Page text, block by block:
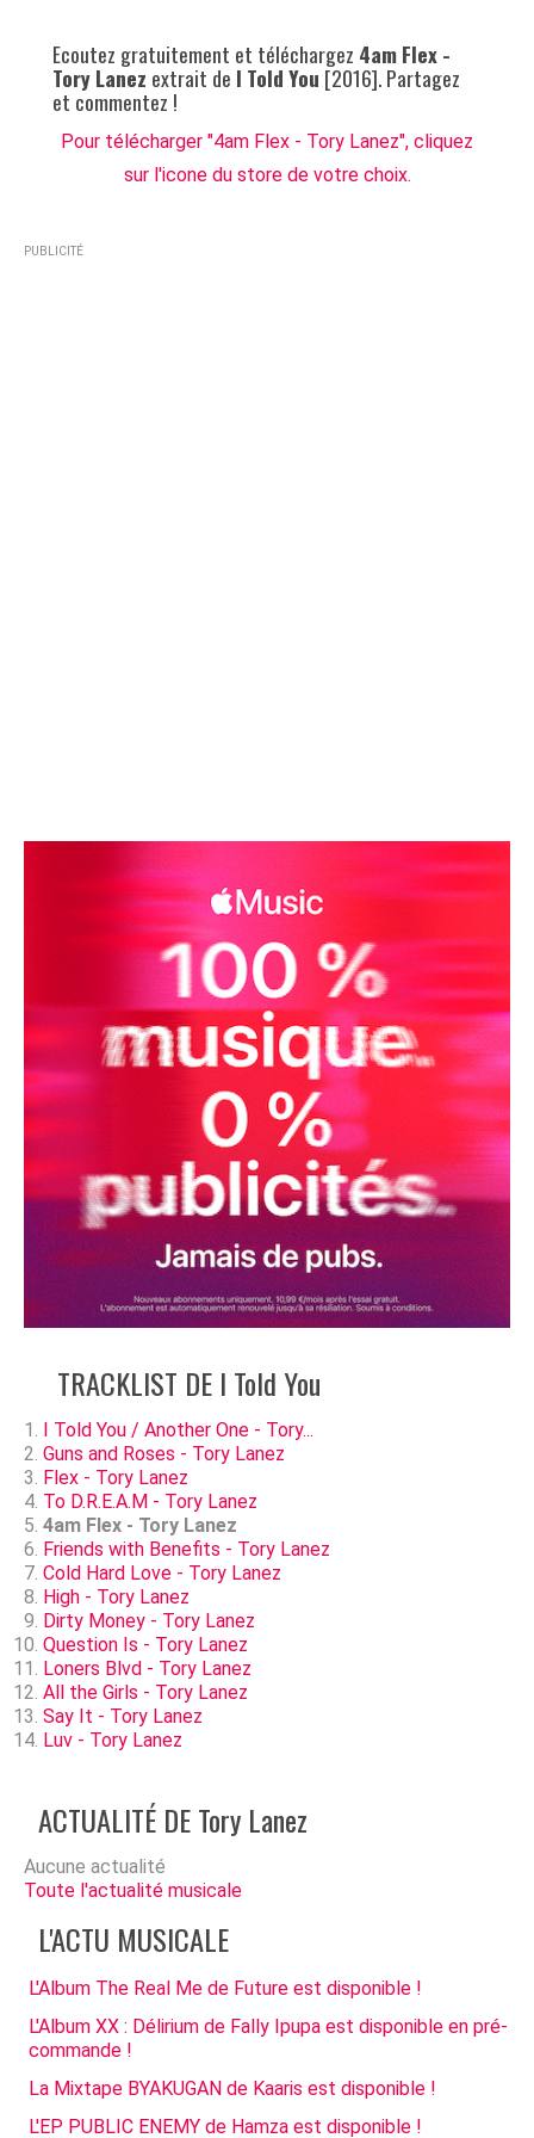
Ecoutez gratuitement et téléchargez 4am Flex -
Tory Lanez extrait de I Told You [2016]. Partagez
et commentez !
Pour télécharger "4am Flex - Tory Lanez", cliquez
sur l'icone du store de votre choix.
PUBLICITÉ
TRACKLIST DE I Told You
I Told You / Another One - Tory...
Guns and Roses - Tory Lanez
Flex - Tory Lanez
To D.R.E.A.M - Tory Lanez
4am Flex - Tory Lanez
Friends with Benefits - Tory Lanez
Cold Hard Love - Tory Lanez
High - Tory Lanez
Dirty Money - Tory Lanez
Question Is - Tory Lanez
Loners Blvd - Tory Lanez
All the Girls - Tory Lanez
Say It - Tory Lanez
Luv - Tory Lanez
ACTUALITÉ DE Tory Lanez
Aucune actualité
Toute l'actualité musicale
L'ACTU MUSICALE
L'Album The Real Me de Future est disponible !
L'Album XX : Délirium de Fally Ipupa est disponible en pré-
commande !
La Mixtape BYAKUGAN de Kaaris est disponible !
L'EP PUBLIC ENEMY de Hamza est disponible !